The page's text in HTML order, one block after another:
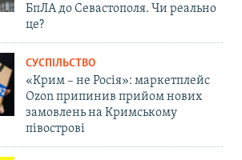
БпЛА до Севастополя. Чи реально
це?
СУСПІЛЬСТВО
«Крим – не Росія»: маркетплейс
Ozon припинив прийом нових
замовлень на Кримському
півострові